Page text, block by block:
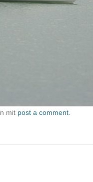
mit post a comment.